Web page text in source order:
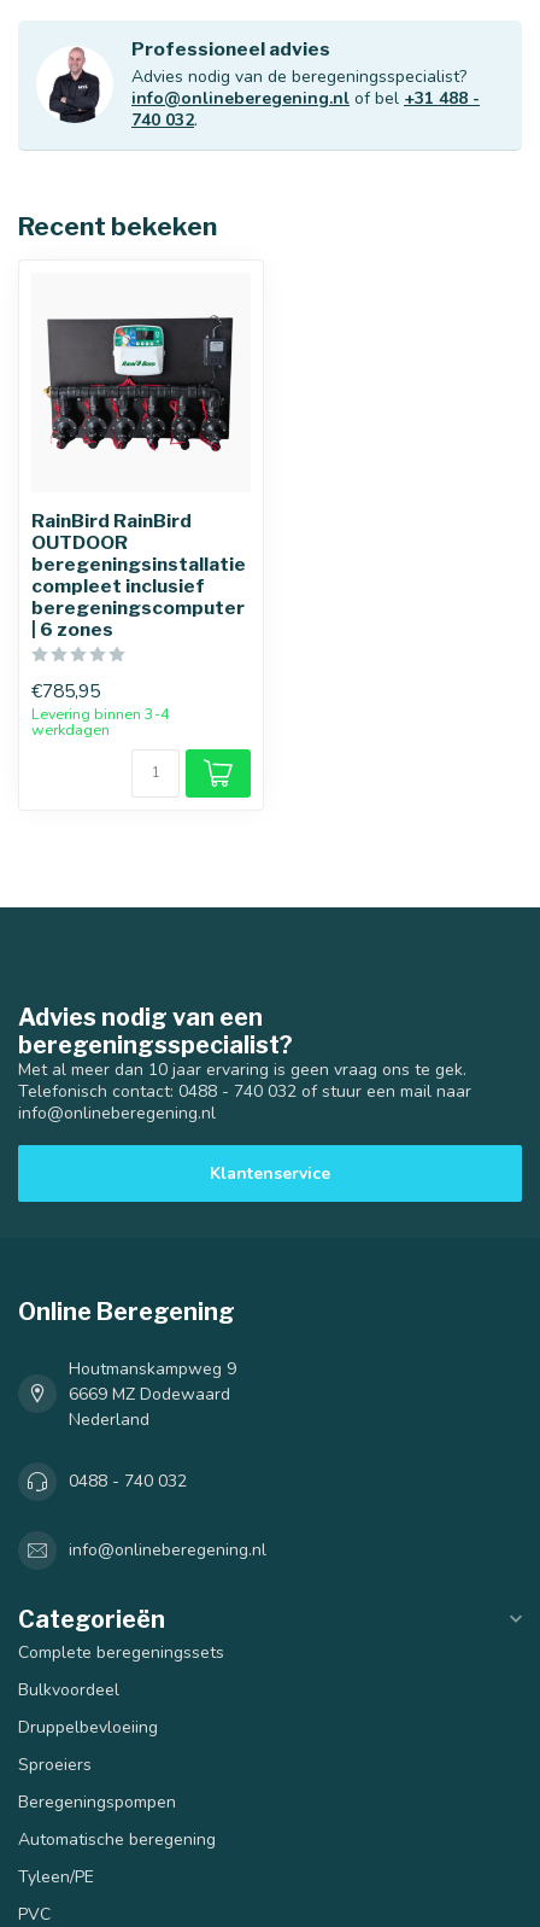
Professioneel advies
Advies nodig van de beregeningsspecialist?
info@onlineberegening.nl of bel +31 488 -
740 032.
Recent bekeken
RainBird RainBird
OUTDOOR
beregeningsinstallatie
compleet inclusief
beregeningscomputer
| 6 zones
€785,95
Levering binnen 3-4
werkdagen
Advies nodig van een
beregeningsspecialist?
Met al meer dan 10 jaar ervaring is geen vraag ons te gek.
Telefonisch contact: 0488 - 740 032 of stuur een mail naar
info@onlineberegening.nl
Klantenservice
Online Beregening
Houtmanskampweg 9
6669 MZ Dodewaard
Nederland
0488 - 740 032
info@onlineberegening.nl
Categorieën
Complete beregeningssets
Bulkvoordeel
Druppelbevloeiing
Sproeiers
Beregeningspompen
Automatische beregening
Tyleen/PE
PVC